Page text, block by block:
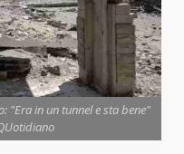
"Era in un tunnel e sta bene"